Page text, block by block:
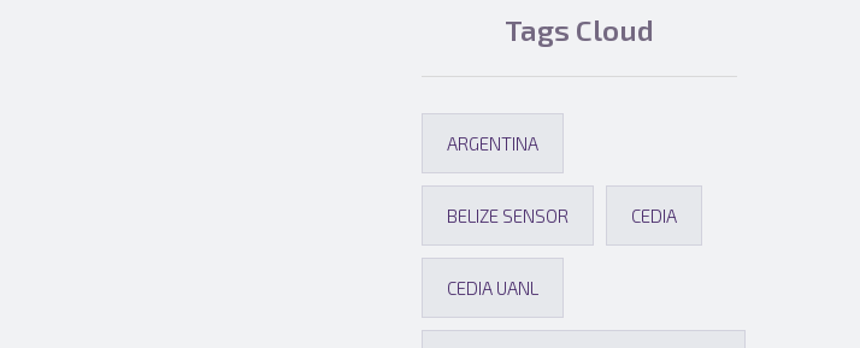
Tags Cloud
ARGENTINA
BELIZE SENSOR CEDIA
CEDIA UANL